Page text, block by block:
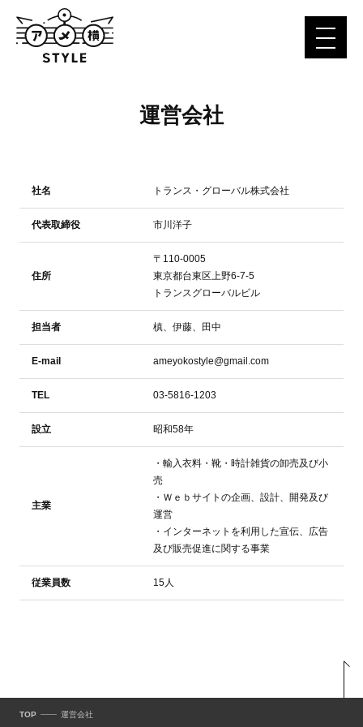
運営会社
社名 トランス・グローバル株式会社
代表取締役 市川洋子
住所
〒110-0005
東京都台東区上野6-7-5
トランスグローバルビル
担当者 槙、伊藤、田中
E-mail ameyokostyle@gmail.com
TEL 03-5816-1203
設立 昭和58年
主業
・輸入衣料・靴・時計雑貨の卸売及び小
売
・Ｗｅｂサイトの企画、設計、開発及び
運営
・インターネットを利用した宣伝、広告
及び販売促進に関する事業
従業員数 15人
TOP 運営会社